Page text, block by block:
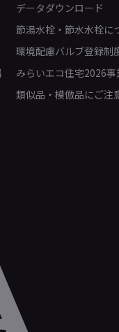
データダウンロード
節湯水栓・節水水栓に
環境配慮バルブ登録制
みらいエコ住宅2026事
類似品・模倣品にご注